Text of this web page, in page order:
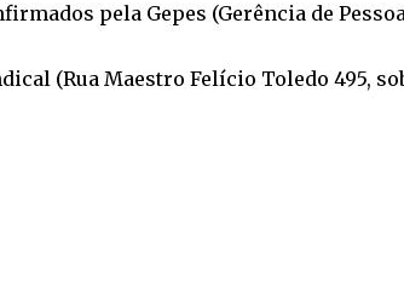
pela Gepes (Gerência de
(Rua Maestro Felício Toledo 495,